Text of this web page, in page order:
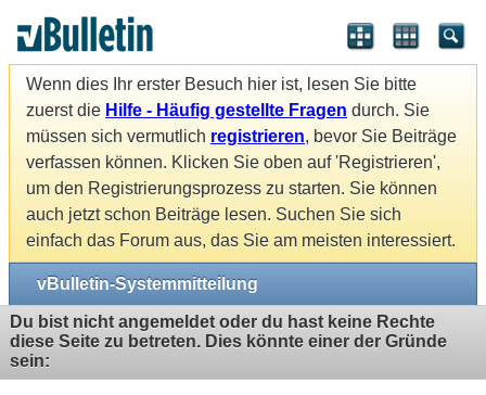
Wenn dies Ihr erster Besuch hier ist, lesen Sie bitte
zuerst die Hilfe - Häufig gestellte Fragen durch. Sie
müssen sich vermutlich registrieren, bevor Sie Beiträge
verfassen können. Klicken Sie oben auf 'Registrieren',
um den Registrierungsprozess zu starten. Sie können
auch jetzt schon Beiträge lesen. Suchen Sie sich
einfach das Forum aus, das Sie am meisten interessiert.
vBulletin-Systemmitteilung
Du bist nicht angemeldet oder du hast keine Rechte
diese Seite zu betreten. Dies könnte einer der Gründe
sein: